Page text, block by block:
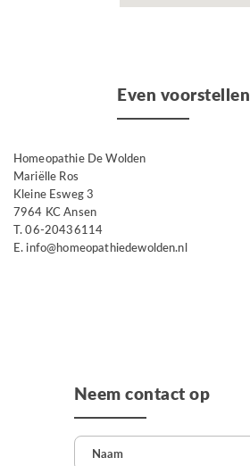
Even voorstellen
Homeopathie De Wolden
Mariëlle Ros
Kleine Esweg 3
7964 KC Ansen
T. 06-20436114
E. info@homeopathiedewolden.nl
Neem contact op